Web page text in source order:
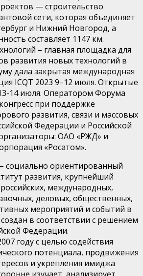
— строительство
сети, которая объединяет
и Нижний Новгород, а
составляет 1147 км.
– главная площадка для
развития новых технологий в
дала закрытая международная
ICQT 2023 9–12 июля. Открытые
14 июля. Оператором Форума
при поддержке
развития, связи и массовых
Федерации и Российской
ОАО «РЖД» и
«Росатом».
социально ориентированный
развития, крупнейший
международных,
деловых, общественных,
мероприятий и событий в
в соответствии с решением
Федерации.
году с целью содействия
потенциала, продвижения
и укрепления имиджа